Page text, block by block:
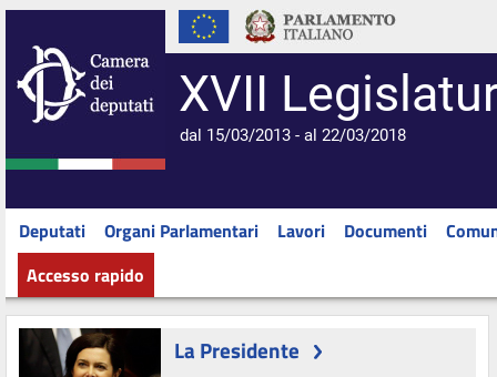
XVII
dal 15/03/2013 - al 22/03/2018
Deputati Organi Parlamentari Lavori Documenti
Accesso rapido
La Presidente